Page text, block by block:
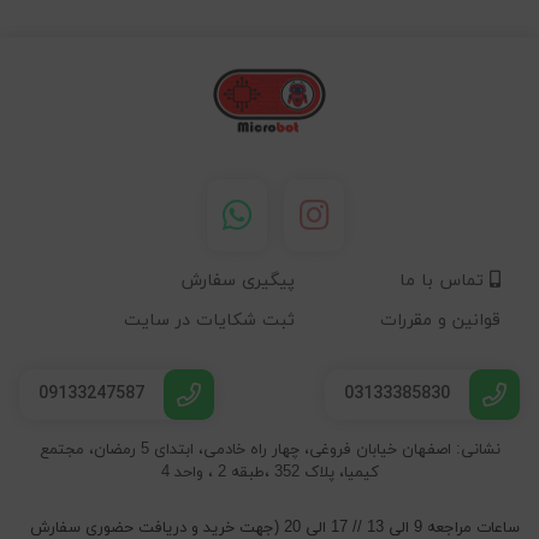
تماس با ما
پیگیری سفارش
قوانین و مقررات
ثبت شکایات در سایت
03133385830
09133247587
نشانی: اصفهان خیابان فروغی، چهار راه خادمی، ابتدای 5 رمضان، مجتمع
کیمیا، پلاک 352 ،طبقه 2 ، واحد 4
ساعات مراجعه 9 الی 13 // 17 الی 20 (جهت خرید و دریافت حضوری سفارش